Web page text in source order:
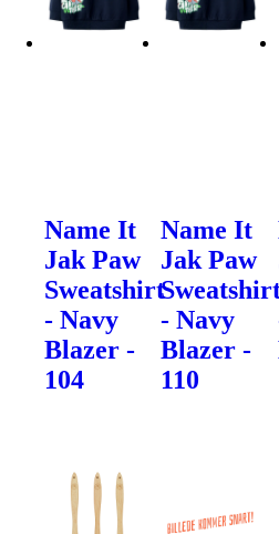
Name It
Jak Paw
Sweatshirt
- Navy
Blazer -
104
Name It
Jak Paw
- Navy
Blazer -
110